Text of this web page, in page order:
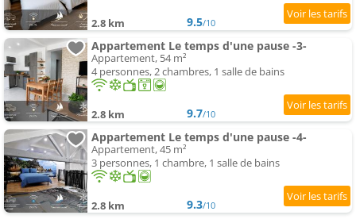
2.8 km 9.5/10
Appartement Le temps d'une pause -3-
Appartement, 54 m²
4 personnes, 2 chambres, 1 salle de bains
2.8 km 9.7/10
Appartement Le temps d'une pause -4-
Appartement, 45 m²
3 personnes, 1 chambre, 1 salle de bains
2.8 km 9.3/10